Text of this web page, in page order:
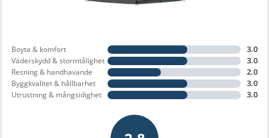
Boyta & komfort 3.0
Väderskydd & stormtålighet 3.0
Resning & handhavande 2.0
Byggkvalitet & hållbarhet 3.0
Utrustning & mångsidighet 3.0